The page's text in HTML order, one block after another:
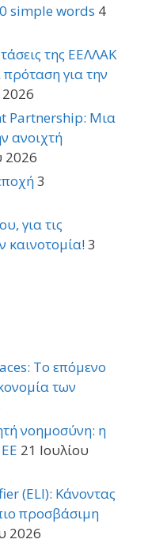
simple words 4
της ΕΕΛΛΑΚ
για την
Partnership: Μια
ανοιχτή
2026
3
για τις
καινοτομία!3
Το επόμενο
των
νοημοσύνη: η
21 Ιουλίου
(ELI): Κάνοντας
προσβάσιμη
2026